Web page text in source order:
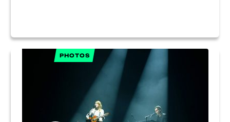
PHOTOS